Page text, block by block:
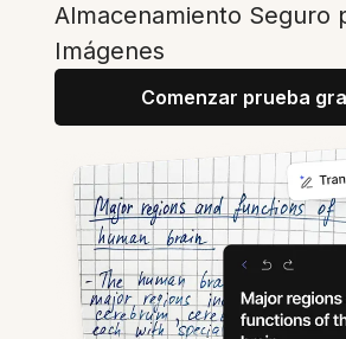
Almacenamiento Seguro
Imágenes
Comenzar prueba